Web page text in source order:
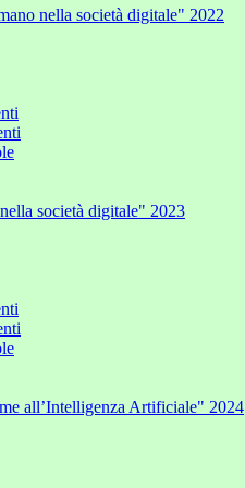
nella società digitale" 2022
società digitale" 2023
all’Intelligenza Artificiale" 2024